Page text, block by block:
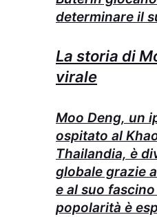
determinare il
La storia di
virale
Moo Deng, un
ospitato al
Thailandia, è
globale grazie
e al suo
popolarità è